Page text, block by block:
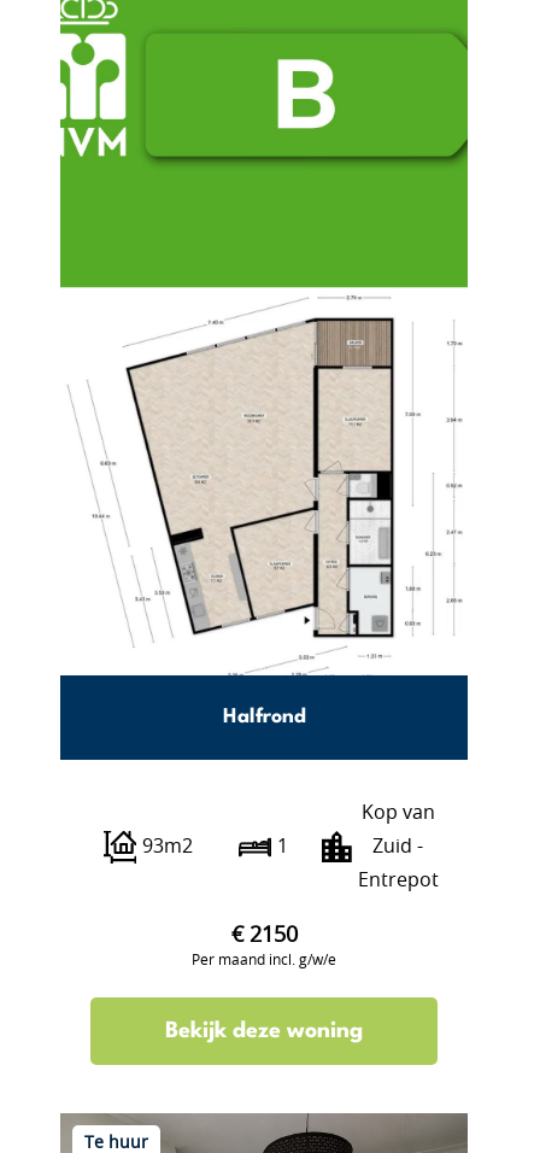
Halfrond
93m2 1
Kop van
Zuid -
Entrepot
€ 2150
Per maand incl. g/w/e
Bekijk deze woning
Te huur